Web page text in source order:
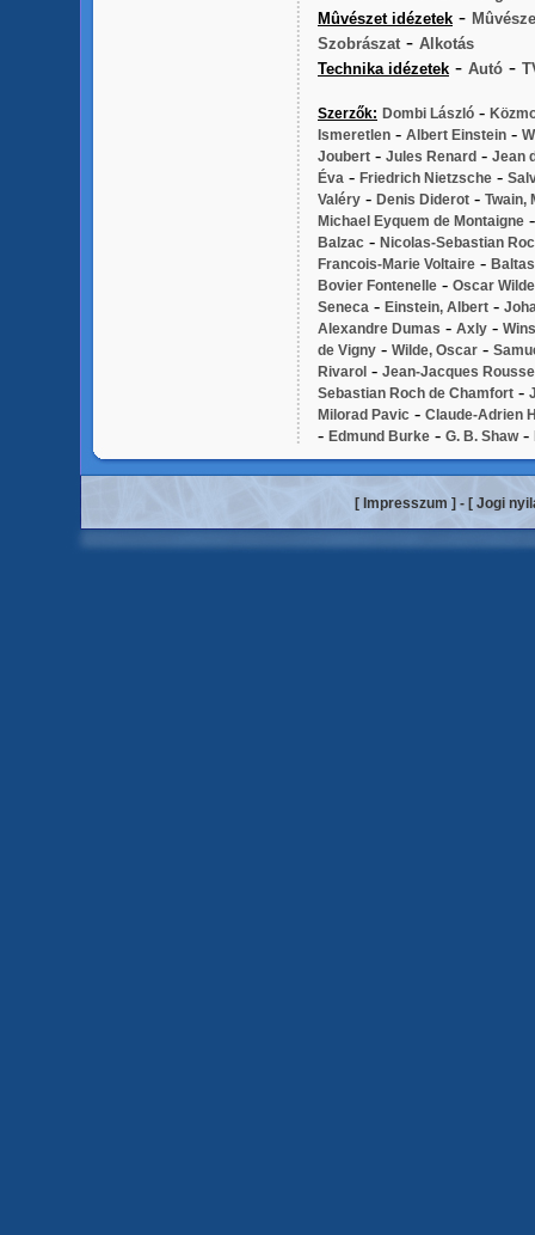
Mûvészet idézetek -
Szobrászat - Alkotás
Technika idézetek - Autó -
Szerzők: Dombi László -
Ismeretlen - Albert Einstein -
Joubert - Jules Renard - Jean
Éva - Friedrich Nietzsche -
Valéry - Denis Diderot - Twain,
Michael Eyquem de Montaigne
Balzac - Nicolas-Sebastian
Francois-Marie Voltaire -
Bovier Fontenelle - Oscar Wilde
Seneca - Einstein, Albert -
Alexandre Dumas - Axly -
de Vigny - Wilde, Oscar -
Rivarol - Jean-Jacques
Sebastian Roch de Chamfort -
Milorad Pavic - Claude-Adrien
- Edmund Burke - G. B. Shaw-
[ Impresszum ] - [ Jogi